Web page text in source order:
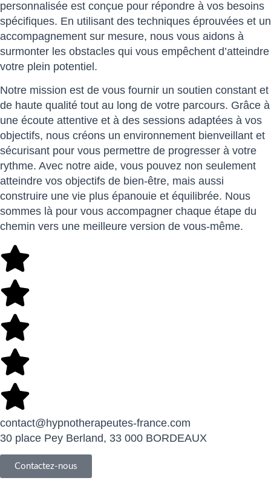
personnalisée est conçue pour répondre à vos besoins
spécifiques. En utilisant des techniques éprouvées et un
accompagnement sur mesure, nous vous aidons à
surmonter les obstacles qui vous empêchent d’atteindre
votre plein potentiel.
Notre mission est de vous fournir un soutien constant et
de haute qualité tout au long de votre parcours. Grâce à
une écoute attentive et à des sessions adaptées à vos
objectifs, nous créons un environnement bienveillant et
sécurisant pour vous permettre de progresser à votre
rythme. Avec notre aide, vous pouvez non seulement
atteindre vos objectifs de bien-être, mais aussi
construire une vie plus épanouie et équilibrée. Nous
sommes là pour vous accompagner chaque étape du
chemin vers une meilleure version de vous-même.
contact@hypnotherapeutes-france.com
30 place Pey Berland, 33 000 BORDEAUX
Contactez-nous